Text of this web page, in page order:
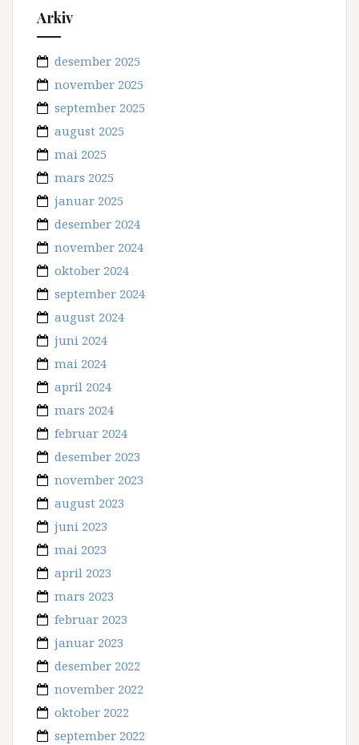
Arkiv
desember 2025
november 2025
september 2025
august 2025
mai 2025
mars 2025
januar 2025
desember 2024
november 2024
oktober 2024
september 2024
august 2024
juni 2024
mai 2024
april 2024
mars 2024
februar 2024
desember 2023
november 2023
august 2023
juni 2023
mai 2023
april 2023
mars 2023
februar 2023
januar 2023
desember 2022
november 2022
oktober 2022
september 2022